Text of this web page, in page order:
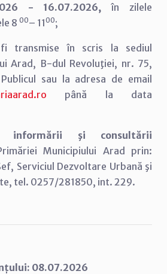
- 16.07.2026,în zilele
800– 1100;
transmise în scris la sediul
Arad, B-dul Revoluţiei, nr. 75,
sau la adresa de email
până la data
informării şi consultării
Municipiului Arad prin:
Serviciul Dezvoltare Urbană şi
tel. 0257/281850, int. 229.
08.07.2026